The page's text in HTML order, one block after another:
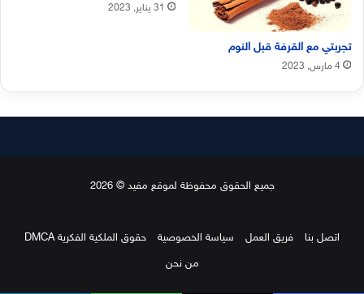
تجربتي مع القرفة قبل النوم
4 مارس, 2023
31 يناير, 2023
جميع الحقوق محفوظة لموقع مفيد © 2026
اتصل بنا فريق العمل سياسة الخصوصية
حقوق الملكية الفكرية DMCA
من نحن